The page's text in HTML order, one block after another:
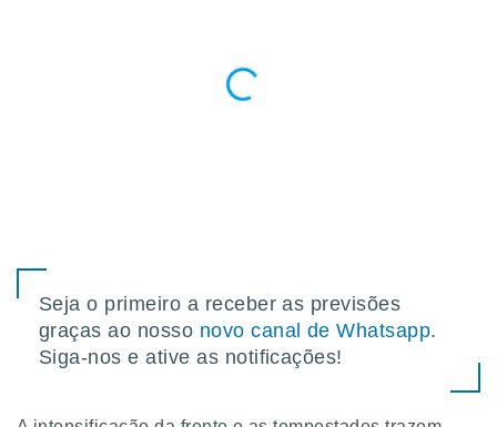
ou aceder
num
Seja o primeiro a receber as previsões
graças ao nosso novo canal de Whatsapp.
Siga-nos e ative as notificações!